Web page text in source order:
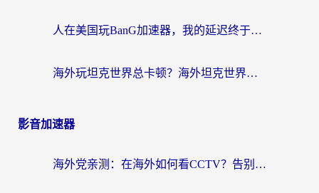
人在美国玩BanG加速器，我的延迟终于绿了
海外玩坦克世界总卡顿？海外坦克世界加速器有哪些？实测好用的选择在这里
影音加速器
海外党亲测：在海外如何看CCTV？告别“仅限大陆播放”的实用指南